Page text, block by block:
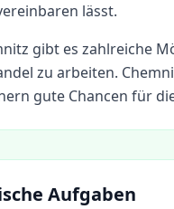
lässt.
gibt es zahlreiche
zu arbeiten.
gute Chancen für
Aufgaben